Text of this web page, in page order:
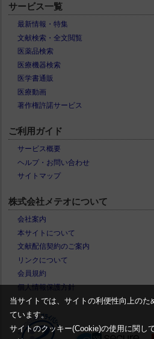
サービス一覧
最新情報・特集
文献検索・全文閲覧
医薬品検索
医療機器検索
医学書通販
医療動画
著作権許諾サービス
ご利用ガイド
サービス概要
ヘルプ・お問い合わせ
サイトマップ
株式会社メテオについて
会社案内
本サイトについて
文献配信契約のご案内
リンクについて
会員規約
個人情報保護方針
当サイトでは、サイトの利便性向上のた
ています。
サイトのクッキー(Cookie)の使用に関し